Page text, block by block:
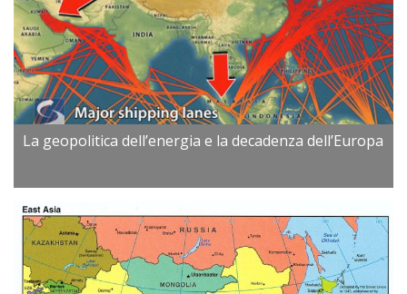
La geopolitica dell’energia e la decadenza dell’Europa